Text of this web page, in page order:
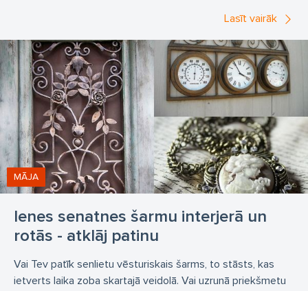
Lasīt vairāk
Ienes senatnes šarmu interjerā un
rotās - atklāj patinu
MĀJA
Vai Tev patīk senlietu vēsturiskais šarms, to stāsts, kas
ietverts laika zoba skartajā veidolā. Vai uzrunā priekšmetu